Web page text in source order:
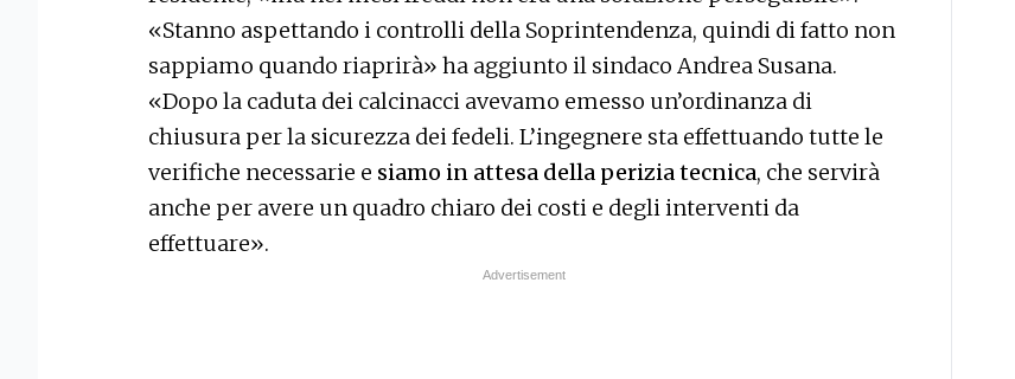
«Stanno aspettando i controlli della Soprintendenza, quindi di fatto non
sappiamo quando riaprirà» ha aggiunto il sindaco Andrea Susana.
«Dopo la caduta dei calcinacci avevamo emesso un’ordinanza di
chiusura per la sicurezza dei fedeli. L’ingegnere sta effettuando tutte le
verifiche necessarie e siamo in attesa della perizia tecnica, che servirà
anche per avere un quadro chiaro dei costi e degli interventi da
effettuare».